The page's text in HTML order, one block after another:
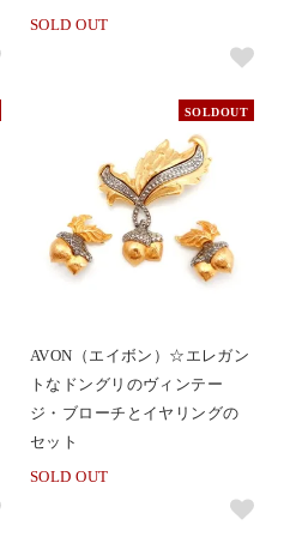
SOLD OUT
SOLDOUT
AVON（エイボン）☆エレガン
トなドングリのヴィンテー
ジ・ブローチとイヤリングの
セット
SOLD OUT